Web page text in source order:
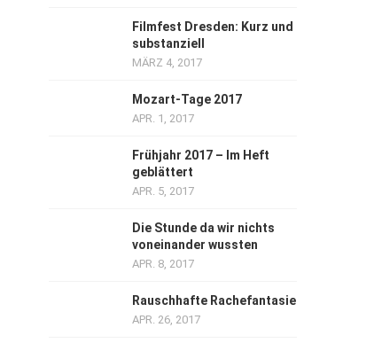
Filmfest Dresden: Kurz und
substanziell
MÄRZ 4, 2017
Mozart-Tage 2017
APR. 1, 2017
Frühjahr 2017 – Im Heft
geblättert
APR. 5, 2017
Die Stunde da wir nichts
voneinander wussten
APR. 8, 2017
Rauschhafte Rachefantasie
APR. 26, 2017